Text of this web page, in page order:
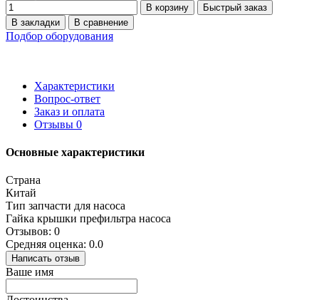
В корзину
Быстрый заказ
В закладки
В сравнение
Подбор оборудования
Характеристики
Вопрос-ответ
Заказ и оплата
Отзывы 0
Основные характеристики
Страна
Китай
Тип запчасти для насоса
Гайка крышки префильтра насоса
Отзывов: 0
Средняя оценка: 0.0
Написать отзыв
Ваше имя